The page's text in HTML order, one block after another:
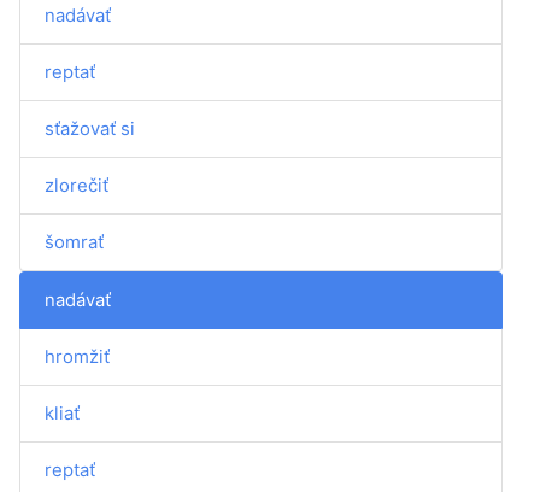
nadávať
reptať
sťažovať si
zlorečiť
šomrať
nadávať
hromžiť
kliať
reptať